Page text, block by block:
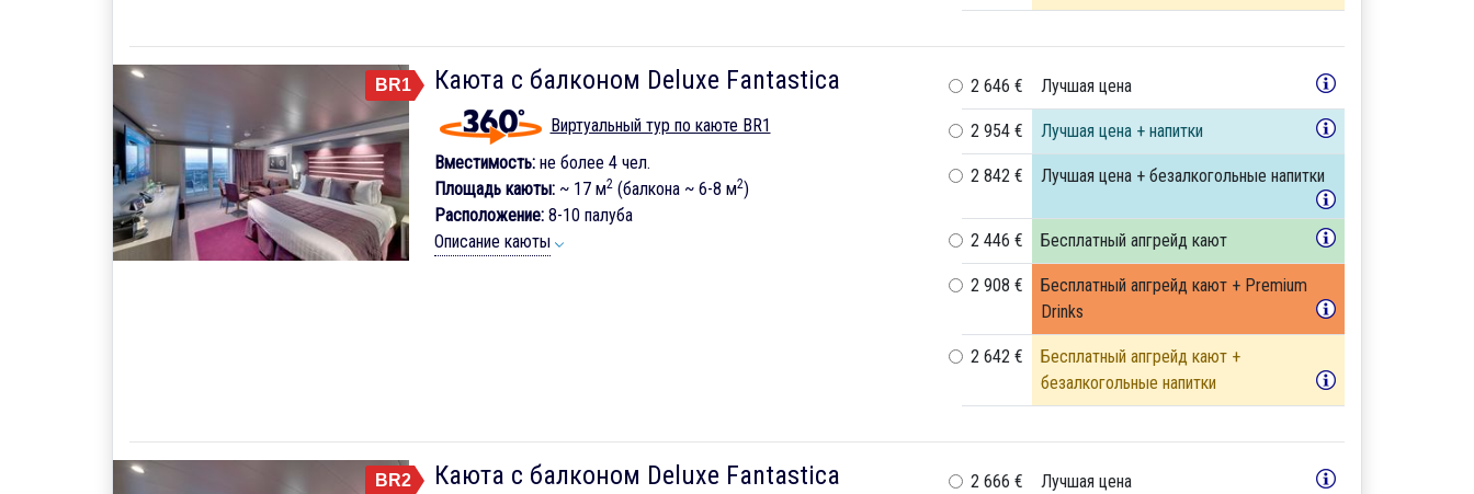
BR1 Каюта с балконом Deluxe Fantastica
Виртуальный тур по каюте BR1
Вместимость:не более 4 чел.
Площадь каюты:~ 17 м2(балкона ~ 6-8 м2)
Расположение:8-10 палуба
Описание каюты
2 646 € Лучшая цена
2 954 € Лучшая цена + напитки
2 842 € Лучшая цена + безалкогольные напитки
2 446 € Бесплатный апгрейд кают
2 908 €
Бесплатный апгрейд кают + Premium
Drinks
2 642 €
Бесплатный апгрейд кают +
безалкогольные напитки
BR2 Каюта с балконом Deluxe Fantastica 2 666 € Лучшая цена